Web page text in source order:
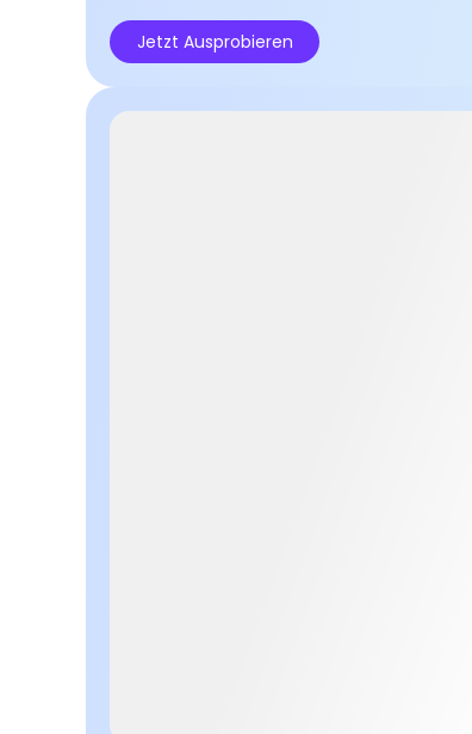
Jetzt Ausprobieren